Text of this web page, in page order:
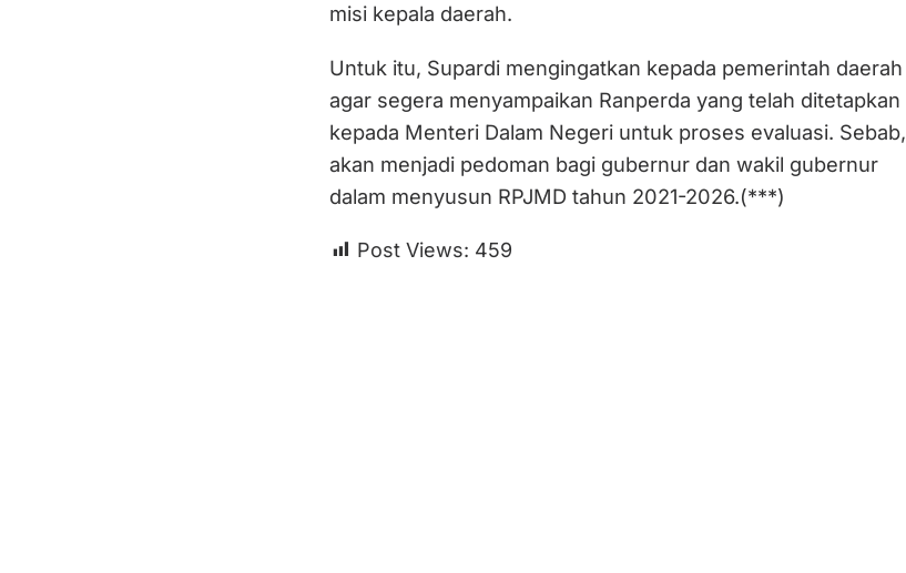
misi kepala daerah.
Untuk itu, Supardi mengingatkan kepada pemerintah daerah
agar segera menyampaikan Ranperda yang telah ditetapkan
kepada Menteri Dalam Negeri untuk proses evaluasi. Sebab,
akan menjadi pedoman bagi gubernur dan wakil gubernur
dalam menyusun RPJMD tahun 2021-2026.(***)
Post Views: 459